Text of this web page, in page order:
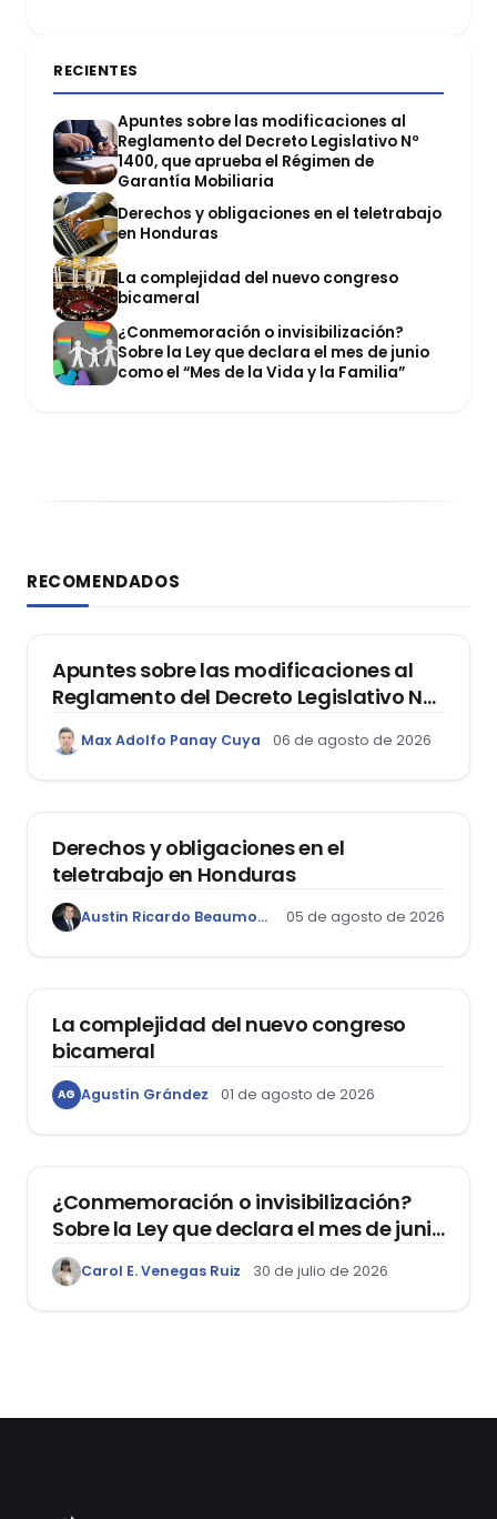
RECIENTES
Apuntes sobre las modificaciones al
Reglamento del Decreto Legislativo Nº
1400, que aprueba el Régimen de
Garantía Mobiliaria
Derechos y obligaciones en el teletrabajo
en Honduras
La complejidad del nuevo congreso
bicameral
¿Conmemoración o invisibilización?
Sobre la Ley que declara el mes de junio
como el “Mes de la Vida y la Familia”
RECOMENDADOS
DERECHO REGISTRAL
Apuntes sobre las modificaciones al
Reglamento del Decreto Legislativo Nº
1400, que aprueba el Régimen de
Garantía Mobiliaria
Max Adolfo Panay Cuya 06 de agosto de 2026
Derechos y obligaciones en el
teletrabajo en Honduras
Austin Ricardo Beaumont Rivera 05 de agosto de 2026
La complejidad del nuevo congreso
bicameral
AG Agustín Grández 01 de agosto de 2026
¿Conmemoración o invisibilización?
Sobre la Ley que declara el mes de junio
como el “Mes de la Vida y la Familia”
Carol E. Venegas Ruiz 30 de julio de 2026